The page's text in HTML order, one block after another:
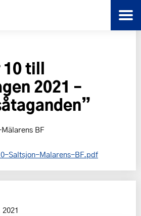
10 till
2021 –
BF
Saltsjon-Malarens-BF.pdf